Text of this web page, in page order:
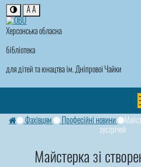
Херсонська обласна
бібліотека
для дітей та юнацтва ім. Дніпрової Чайки
A A
Фахівцям Професійні новини
зустрічей
Майстерка зі